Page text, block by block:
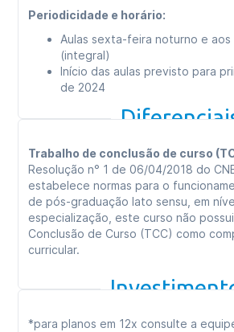
Periodicidade e horário:
Aulas sexta-feira noturno e aos
(integral)
Início das aulas previsto para
de 2024
Trabalho de conclusão de curso
Resolução n° 1 de 06/04/2018 do
estabelece normas para o
de pós-graduação lato sensu, em
especialização, este curso não
Conclusão de Curso (TCC) como
curricular.
*para planos em 12x consulte a